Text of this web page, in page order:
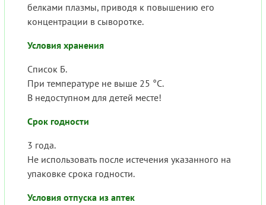
белками плазмы, приводя к повышению его
концентрации в сыворотке.
Условия хранения
Список Б.
При температуре не выше 25 °С.
В недоступном для детей месте!
Срок годности
3 года.
Не использовать после истечения указанного на
упаковке срока годности.
Условия отпуска из аптек